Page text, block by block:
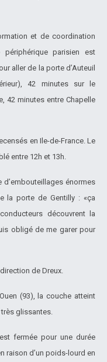
et de coordination
parisien est
aller de la porte d’Auteuil
42 minutes sur le
42 minutes entre Chapelle
en Ile-de-France. Le
entre 12h et 13h.
d’embouteillages énormes
la porte de Gentilly : «ça
découvrent la
obligé de me garer pour
de Dreux.
(93), la couche atteint
glissantes.
fermée pour une durée
raison d’un poids-lourd en